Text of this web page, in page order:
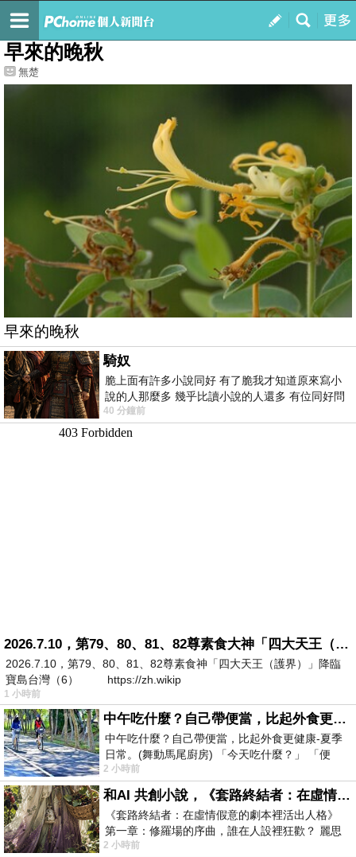
我的
最新文章
早來的晚秋
無楚
早來的晚秋
騎奴
脆上面有許多小說同好 有了脆我才知道原來寫小
說的人那麼多 幾乎比讀小說的人還多 有位同好問
了一個問題 她說為什麼高中文學獎的
40 分鐘前
2026.7.10，第79、80、81、82尊素食大神「四大天王（護界）」降臨寶島台灣（6）
2026.7.10，第79、80、81、82尊素食神「四大天王（護界）」降臨
寶島台灣（6） https://zh.wikip
1 小時前
中午吃什麼？自己帶便當，比起外食更健康-夏季日常。(舞動馬尾廚房)
中午吃什麼？自己帶便當，比起外食更健康-夏季
日常。(舞動馬尾廚房) 「今天吃什麼？」 「便
當？麵？還是炒飯？」 每天都在選擇
2 小時前
和AI 共創小說，《套路終結者：在虛情假意的劇本裡活出人格》
《套路終結者：在虛情假意的劇本裡活出人格》
第一章：修羅場的序曲，誰在人設裡狂歡？ 麗思
卡爾頓酒店的總統套房內，燈光昏
2 小時前